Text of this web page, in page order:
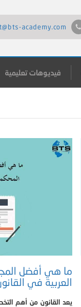
academy.com
فيديوهات تعليمية
ما هي أفضل
العربية في
يعد القانون من أهم